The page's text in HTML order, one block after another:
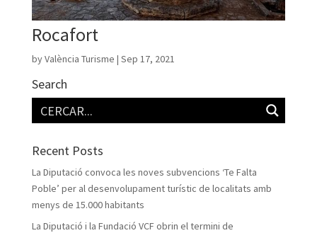
Rocafort
byValència Turisme | Sep 17, 2021
Search
Recent Posts
La Diputació convoca les noves subvencions ‘Te Falta
Poble’ per al desenvolupament turístic de localitats amb
menys de 15.000 habitants
La Diputació i la Fundació VCF obrin el termini de